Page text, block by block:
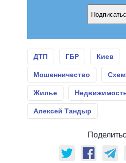
ДТП ГБР Киев
Мошенничество
Жилье
Алексей Тандыр